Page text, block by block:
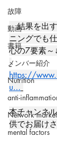
故障
動画
書籍
メンバー紹介
Nutrition
anti-
Network
mental factors
結果を出す
ニングでも
心の7要素～
https://
u...
本チャンネ
供でお届け